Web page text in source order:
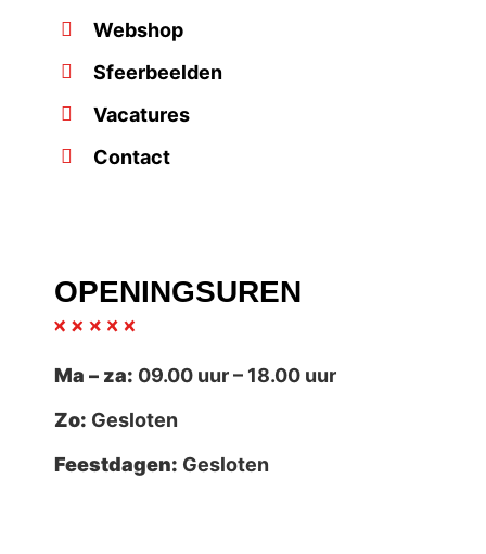
Webshop
Sfeerbeelden
Vacatures
Contact
OPENINGSUREN
Ma – za: 09.00 uur – 18.00 uur
Zo: Gesloten
Feestdagen: Gesloten